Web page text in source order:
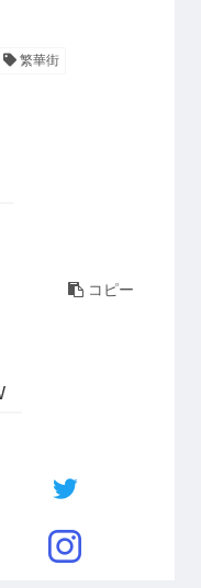
繁華街
コピー